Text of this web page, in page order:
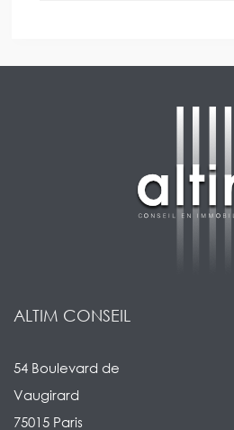
ALTIM CONSEIL
54 Boulevard de
Vaugirard
75015 Paris